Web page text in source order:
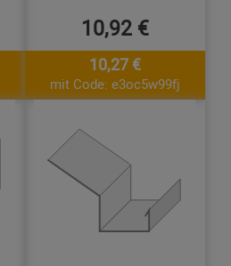
10,92 €
10,27 €
mit Code: e3oc5w99fj